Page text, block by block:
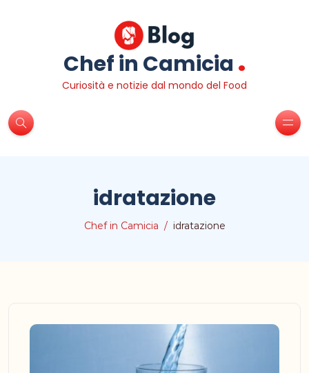
Chef in Camicia .
Curiosità e notizie dal mondo del Food
idratazione
Chef in Camicia idratazione